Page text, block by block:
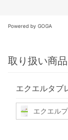
Powered by GOGA
取り扱い商品
エクエルタブ
エクエル